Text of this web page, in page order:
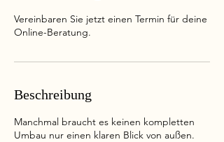
Vereinbaren Sie jetzt einen Termin für deine
Online-Beratung.
Beschreibung
Manchmal braucht es keinen kompletten
Umbau nur einen klaren Blick von außen.